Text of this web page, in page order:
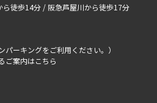
徒歩14分 / 阪急芦屋川から徒歩17分
パーキングをご利用ください。）
ご案内はこちら